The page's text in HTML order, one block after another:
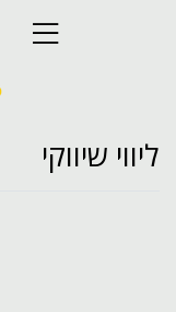
ליווי שיווקי